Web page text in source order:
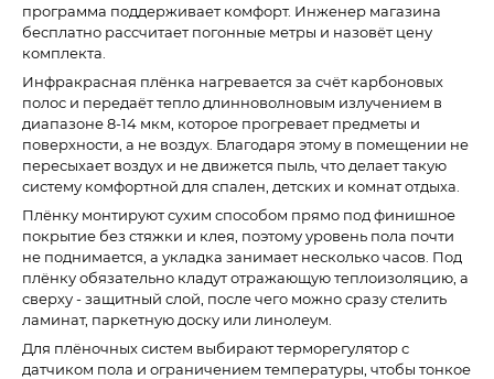
программа поддерживает комфорт. Инженер магазина
бесплатно рассчитает погонные метры и назовёт цену
комплекта.
Инфракрасная плёнка нагревается за счёт карбоновых
полос и передаёт тепло длинноволновым излучением в
диапазоне 8-14 мкм, которое прогревает предметы и
поверхности, а не воздух. Благодаря этому в помещении не
пересыхает воздух и не движется пыль, что делает такую
систему комфортной для спален, детских и комнат отдыха.
Плёнку монтируют сухим способом прямо под финишное
покрытие без стяжки и клея, поэтому уровень пола почти
не поднимается, а укладка занимает несколько часов. Под
плёнку обязательно кладут отражающую теплоизоляцию, а
сверху - защитный слой, после чего можно сразу стелить
ламинат, паркетную доску или линолеум.
Для плёночных систем выбирают терморегулятор с
датчиком пола и ограничением температуры, чтобы тонкое